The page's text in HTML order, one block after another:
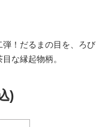
！だるまの目を、ろび
な縁起物柄。
)